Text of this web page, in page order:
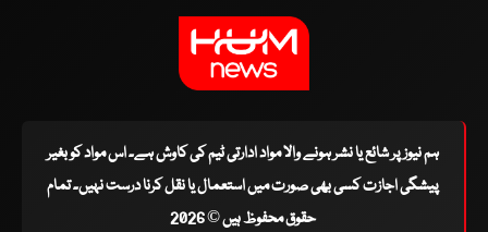
ہم نیوز پر شائع یا نشر ہونے والا مواد ادارتی ٹیم کی کاوش ہے۔ اس مواد کو بغیر
پیشگی اجازت کسی بھی صورت میں استعمال یا نقل کرنا درست نہیں۔ تمام
حقوق محفوظ ہیں © 2026